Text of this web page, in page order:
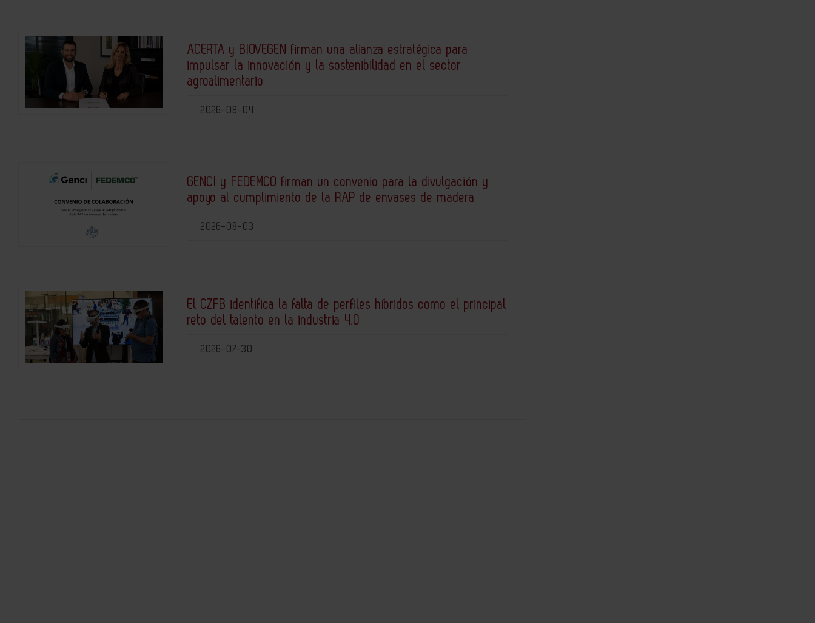
ACERTA y BIOVEGEN firman una alianza estratégica para
impulsar la innovación y la sostenibilidad en el sector
agroalimentario
2026-08-04
GENCI y FEDEMCO firman un convenio para la divulgación y
apoyo al cumplimiento de la RAP de envases de madera
2026-08-03
El CZFB identifica la falta de perfiles híbridos como el principal
reto del talento en la industria 4.0
2026-07-30